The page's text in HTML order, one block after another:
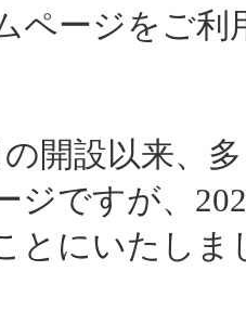
ページをご
の開設以来、
ジですが、
とにいたしま